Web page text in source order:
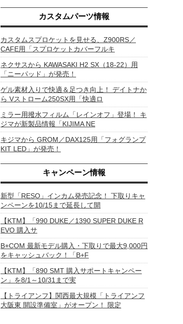
カスタムパーツ情報
カスタムスプロケットを見せる、Z900RS／
CAFE用「スプロケットカバーフルキ
ネクサスから KAWASAKI H2 SX（18-22）用
「ニーパッド」が発売！
ゲル素材入りで快適＆足つき向上！ デイトナか
ら Vストローム250SX用「快適ロ
ミラー用撥水フィルム「レインオフ」登場！ キ
ジマが新製品情報「KIJIMA NE
キジマから GROM／DAX125用「フォグランプ
KIT LED」が発売！
キャンペーン情報
新型「RESO」インカム発売記念！ 下取りキャ
ンペーンを10/15まで延長して開
【KTM】「990 DUKE／1390 SUPER DUKE R
EVO 購入サ
B+COM 最新モデル購入・下取りで最大9,000円
をキャッシュバック！「B+F
【KTM】「890 SMT 購入サポートキャンペー
ン」を8/1～10/31まで実
【トライアンフ】関西最大規模「トライアンフ
大阪東 開設準備室」がオープン！ 限定